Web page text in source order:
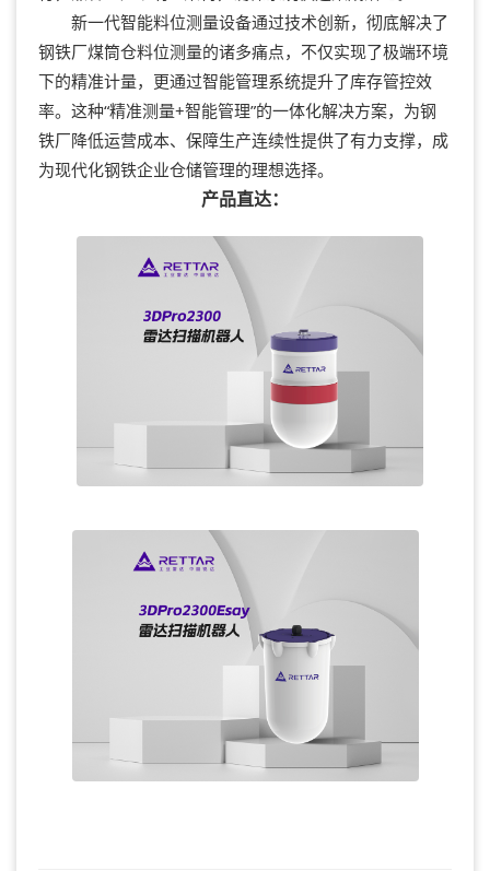
新一代智能料位测量设备通过技术创新，彻底解决了
钢铁厂煤筒仓料位测量的诸多痛点，不仅实现了极端环境
下的精准计量，更通过智能管理系统提升了库存管控效
率。这种“精准测量+智能管理”的一体化解决方案，为钢
铁厂降低运营成本、保障生产连续性提供了有力支撑，成
为现代化钢铁企业仓储管理的理想选择。
产品直达：